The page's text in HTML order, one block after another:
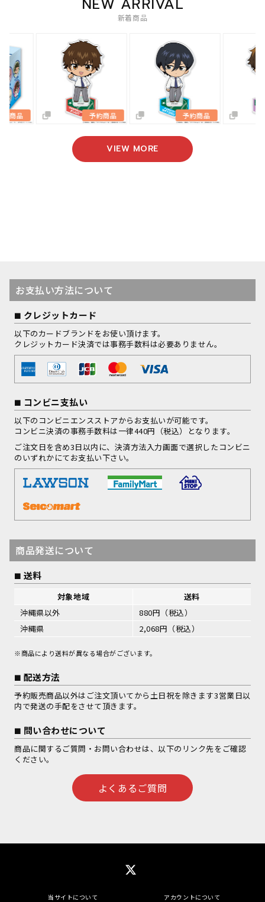
NEW ARRIVAL
新着商品
予約商品 予約商品 予約商品
VIEW MORE
お支払い方法について
クレジットカード
以下のカードブランドをお使い頂けます。
クレジットカード決済では事務手数料は必要ありません。
コンビニ支払い
以下のコンビニエンスストアからお支払いが可能です。
コンビニ決済の事務手数料は一律440円（税込）となります。
ご注文日を含め3日以内に、決済方法入力画面で選択したコンビニ
のいずれかにてお支払い下さい。
商品発送について
送料
対象地域
送料
沖縄県以外
880円（税込）
沖縄県
2,068円（税込）
※商品により送料が異なる場合がございます。
配送方法
予約販売商品以外はご注文頂いてから土日祝を除きます3営業日以
内で発送の手配をさせて頂きます。
問い合わせについて
商品に関するご質問・お問い合わせは、以下のリンク先をご確認
ください。
よくあるご質問
当サイトについて アカウントについて